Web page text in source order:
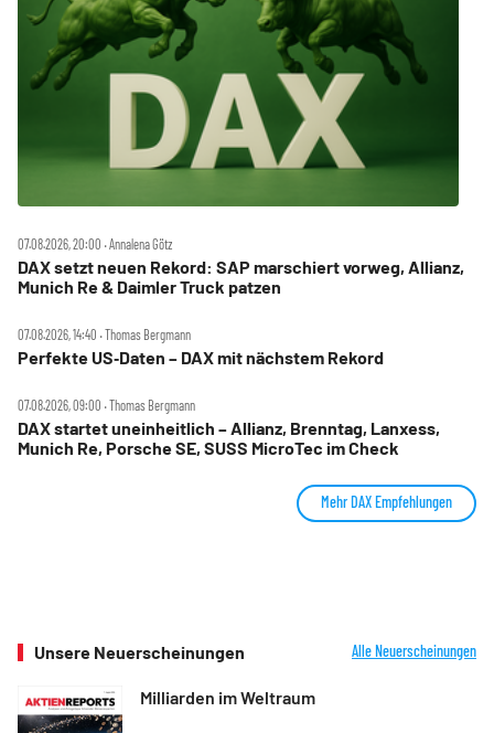
07.08.2026, 20:00 ‧ Annalena Götz
DAX setzt neuen Rekord: SAP marschiert vorweg, Allianz,
Munich Re & Daimler Truck patzen
07.08.2026, 14:40 ‧ Thomas Bergmann
Perfekte US‑Daten – DAX mit nächstem Rekord
07.08.2026, 09:00 ‧ Thomas Bergmann
DAX startet uneinheitlich – Allianz, Brenntag, Lanxess,
Munich Re, Porsche SE, SUSS MicroTec im Check
Mehr DAX Empfehlungen
Unsere Neuerscheinungen Alle Neuerscheinungen
Milliarden im Weltraum